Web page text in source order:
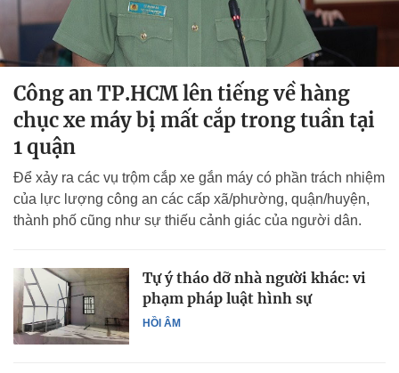
Công an TP.HCM lên tiếng về hàng
chục xe máy bị mất cắp trong tuần tại
1 quận
Để xảy ra các vụ trộm cắp xe gắn máy có phần trách nhiệm
của lực lượng công an các cấp xã/phường, quận/huyện,
thành phố cũng như sự thiếu cảnh giác của người dân.
HỒI ÂM
Tự ý tháo dỡ nhà người khác: vi
phạm pháp luật hình sự